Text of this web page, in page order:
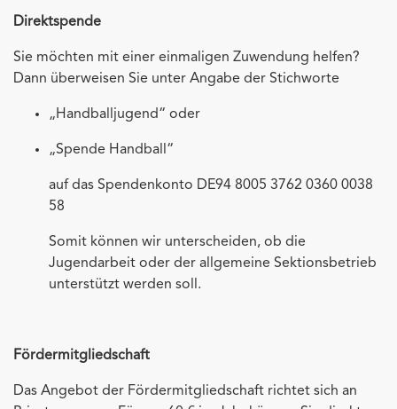
Direktspende
Sie möchten mit einer einmaligen Zuwendung helfen?
Dann überweisen Sie unter Angabe der Stichworte
„Handballjugend“ oder
„Spende Handball“
auf das Spendenkonto DE94 8005 3762 0360 0038
58
Somit können wir unterscheiden, ob die
Jugendarbeit oder der allgemeine Sektionsbetrieb
unterstützt werden soll.
Fördermitgliedschaft
Das Angebot der Fördermitgliedschaft richtet sich an